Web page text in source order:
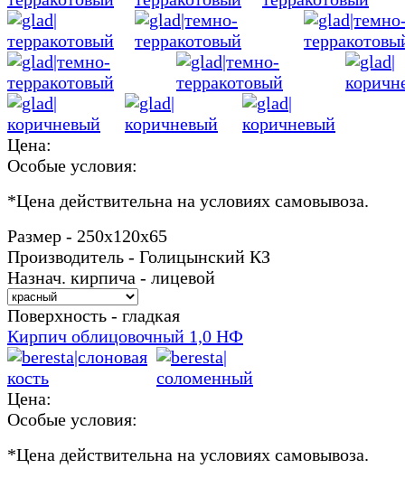
Цена:
Особые условия:
*Цена действительна на условиях самовывоза.
Размер - 250х120х65
Производитель - Голицынский КЗ
Назнач. кирпича - лицевой
Поверхность - гладкая
Кирпич облицовочный 1,0 НФ
Цена:
Особые условия:
*Цена действительна на условиях самовывоза.